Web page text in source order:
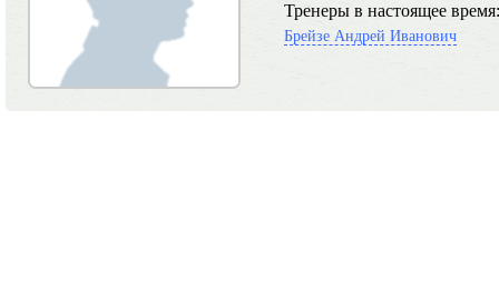
Тренеры в настоящее время:
Брейзе Андрей Иванович